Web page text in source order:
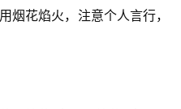
烟花焰火，注意个人言行，